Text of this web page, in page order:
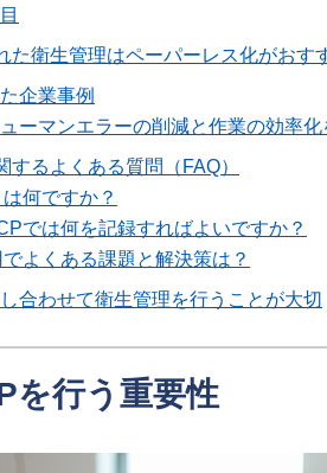
た衛生管理はペーパーレス化がおす
企業事例
ーマンエラーの削減と作業の効率化
るよくある質問（FAQ）
何ですか？
では何を記録すればよいですか？
よくある課題と解決策は？
合わせて衛生管理を行うことが大切
を行う重要性